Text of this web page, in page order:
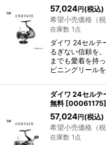
57,024円(税込)
希望小売価格（税
在庫数 1点
ダイワ 24セル
るぎない信頼を
までも愛着を持
ピニングリール
ダイワ 24セル
無料 [00061175]
57,024円(税込)
希望小売価格（税
在庫数 1点